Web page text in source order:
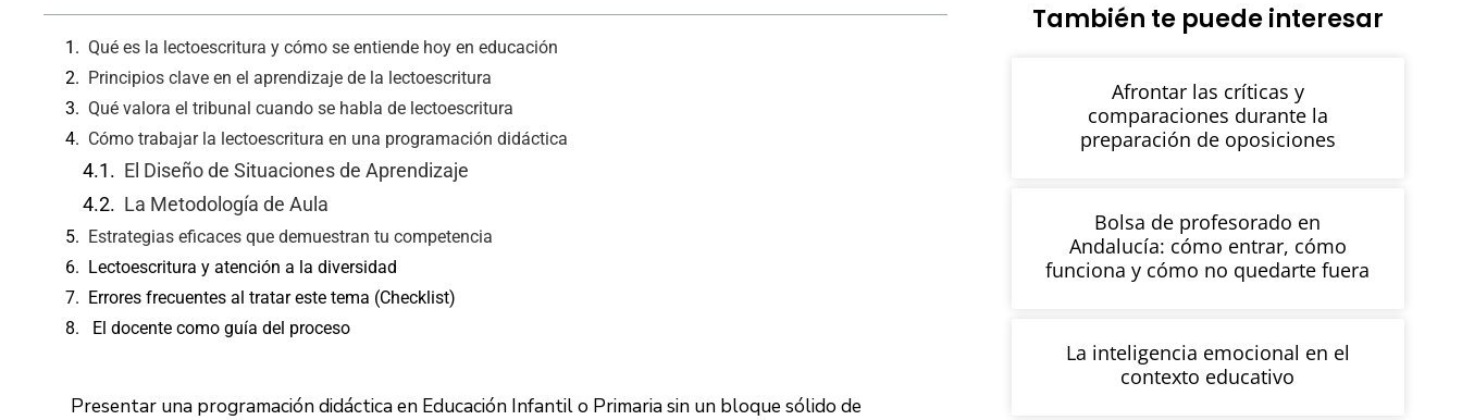
Qué es la lectoescritura y cómo se entiende hoy en educación
Principios clave en el aprendizaje de la lectoescritura
Qué valora el tribunal cuando se habla de lectoescritura
Cómo trabajar la lectoescritura en una programación didáctica
El Diseño de Situaciones de Aprendizaje
La Metodología de Aula
Estrategias eficaces que demuestran tu competencia
Lectoescritura y atención a la diversidad
Errores frecuentes al tratar este tema (Checklist)
El docente como guía del proceso
Presentar una programación didáctica en Educación Infantil o Primaria sin un bloque sólido de
También te puede interesar
Afrontar las críticas y
comparaciones durante la
preparación de oposiciones
Bolsa de profesorado en
Andalucía: cómo entrar, cómo
funciona y cómo no quedarte fuera
La inteligencia emocional en el
contexto educativo